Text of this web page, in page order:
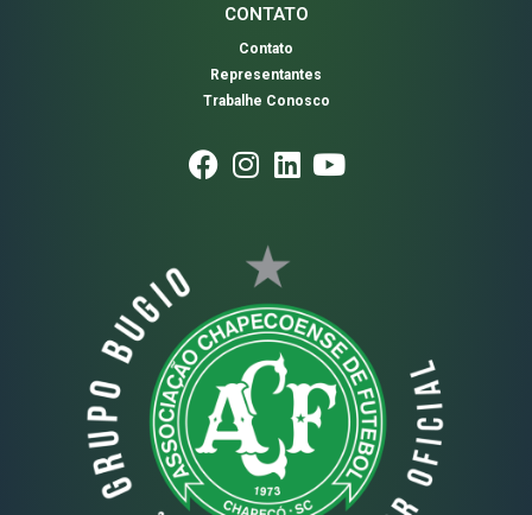
CONTATO
Contato
Representantes
Trabalhe Conosco